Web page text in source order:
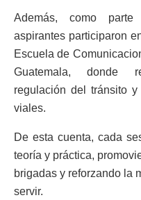
Además, como
aspirantes participaron
Escuela de
Guatemala, donde
regulación del tránsito
viales.
De esta cuenta, cada
teoría y práctica,
brigadas y reforzando la
servir.